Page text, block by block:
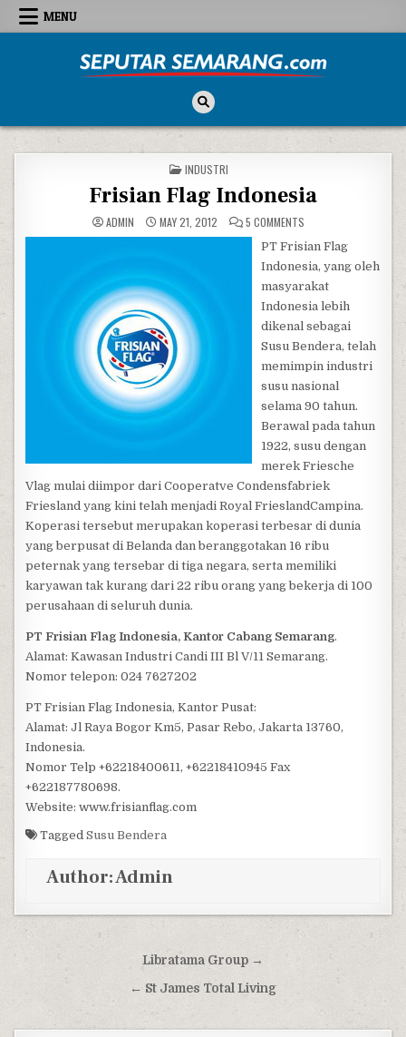
Skip to content
MENU
POSTED IN
INDUSTRI
Frisian Flag Indonesia
ADMIN MAY 21, 2012 5 COMMENTS
PT Frisian Flag
Indonesia, yang oleh
masyarakat
Indonesia lebih
dikenal sebagai
Susu Bendera, telah
memimpin industri
susu nasional
selama 90 tahun.
Berawal pada tahun
1922, susu dengan
merek Friesche
Vlag mulai diimpor dari Cooperatve Condensfabriek
Friesland yang kini telah menjadi Royal FrieslandCampina.
Koperasi tersebut merupakan koperasi terbesar di dunia
yang berpusat di Belanda dan beranggotakan 16 ribu
peternak yang tersebar di tiga negara, serta memiliki
karyawan tak kurang dari 22 ribu orang yang bekerja di 100
perusahaan di seluruh dunia.
PT Frisian Flag Indonesia, Kantor Cabang Semarang.
Alamat: Kawasan Industri Candi III Bl V/11 Semarang.
Nomor telepon: 024 7627202
PT Frisian Flag Indonesia, Kantor Pusat:
Alamat: Jl Raya Bogor Km5, Pasar Rebo, Jakarta 13760,
Indonesia.
Nomor Telp +62218400611, +62218410945 Fax
+622187780698.
Website: www.frisianflag.com
TaggedSusu Bendera
Author:Admin
Post navigationLibratama Group →
← St James Total Living